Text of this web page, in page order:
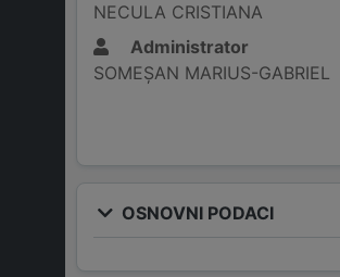
NECULA CRISTIANA
Administrator
SOMEȘAN MARIUS-GABRIEL
OSNOVNI PODACI